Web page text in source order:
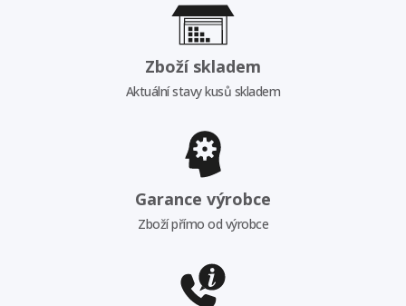
Zboží skladem
Aktuální stavy kusů skladem
Garance výrobce
Zboží přímo od výrobce